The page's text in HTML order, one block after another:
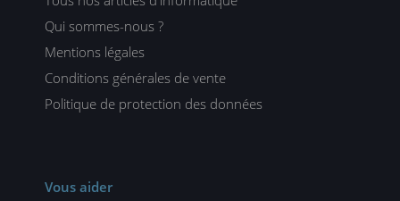
Qui sommes-nous ?
Mentions légales
Conditions générales de vente
Politique de protection des données
Vous aider